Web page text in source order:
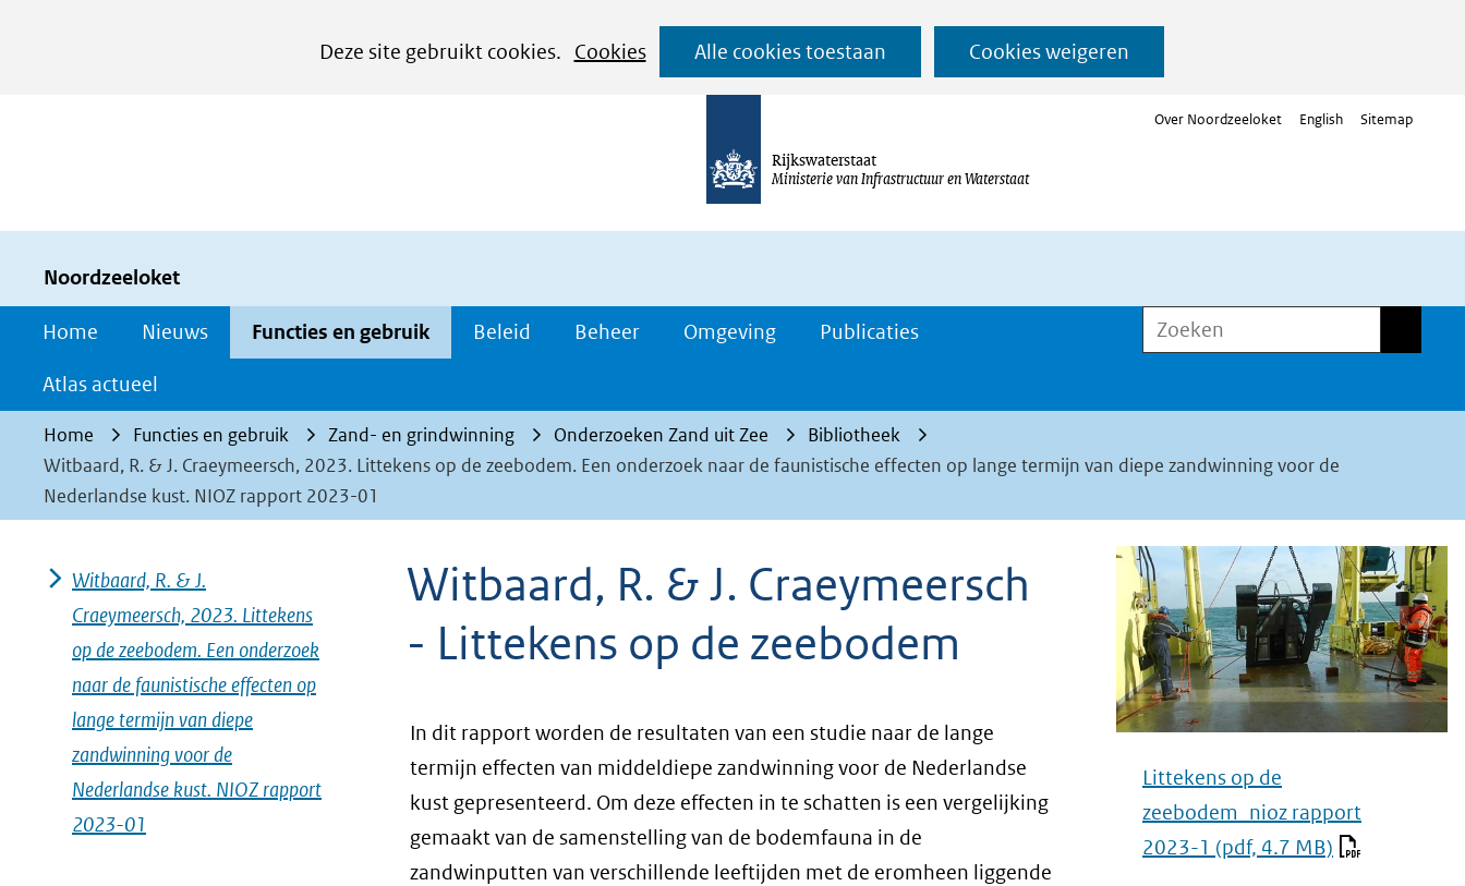
Deze site gebruikt cookies.
Cookies
van
cookies
op
deze
website
worden
toegestaan
Alle cookies toestaan Cookies weigeren
Ga
naar
de
Rijkswaterstaat
Ministerie van Infrastructuur en Waterstaat
Over Noordzeeloket English Sitemap
Noordzeeloket
Home Nieuws Functies en gebruik Beleid Beheer Omgeving Publicaties
Atlas actueel
Zoeken
Home Functies en gebruik Zand- en grindwinning Onderzoeken Zand uit Zee
Bibliotheek
Witbaard, R. & J. Craeymeersch, 2023. Littekens op de zeebodem. Een onderzoek naar de faunistische effecten op lange termijn van diepe zandwinning voor de
Nederlandse kust. NIOZ rapport 2023-01
Witbaard, R. & J. Craeymeersch
- Littekens op de zeebodem
In dit rapport worden de resultaten van een studie naar de lange
termijn effecten van middeldiepe zandwinning voor de Nederlandse
kust gepresenteerd. Om deze effecten in te schatten is een vergelijking
gemaakt van de samenstelling van de bodemfauna in de
zandwinputten van verschillende leeftijden met de eromheen liggende
Littekens op de
zeebodem_nioz rapport
2023-1 (pdf, 4.7 MB)
Witbaard, R. & J.
Craeymeersch, 2023. Littekens
op de zeebodem. Een onderzoek
naar de faunistische effecten op
lange termijn van diepe
zandwinning voor de
Nederlandse kust. NIOZ rapport
2023-01